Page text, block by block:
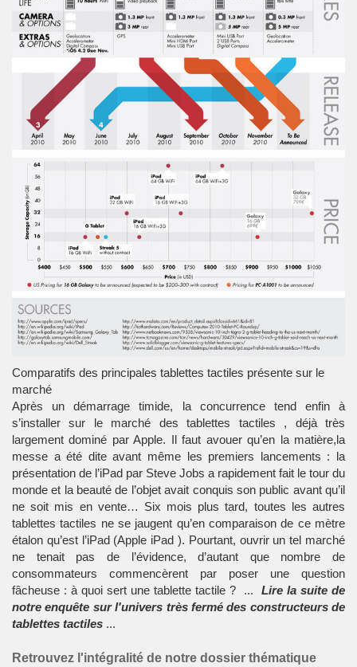
Comparatifs des principales tablettes tactiles présente sur le
marché
Après un démarrage timide, la concurrence tend enfin à
s’installer sur le marché destablettes tactiles
, déjà très
largement dominé parApple. Il faut avouer qu’en la matière,la
messe a été dite avant même les premiers lancements : la
présentation de l’iPad par Steve Jobs a rapidement fait le tour du
monde et la beauté de l’objet avait conquis son public avant qu’il
ne soit mis en vente… Six mois plus tard, toutes les autres
tablettes tactiles ne se jaugent qu’en comparaison de ce mètre
étalon qu’est l’iPad (Apple iPad ). Pourtant, ouvrir un tel marché
ne tenait pas de l’évidence, d’autant que nombre de
consommateurs commencèrent par poser une question
fâcheuse : à quoi sert une tablette tactile ? ... Lire la suite de
notre enquête sur l'univers très fermé des constructeurs de
tablettes tactiles ...
Retrouvez l'intégralité de notre dossier thématique